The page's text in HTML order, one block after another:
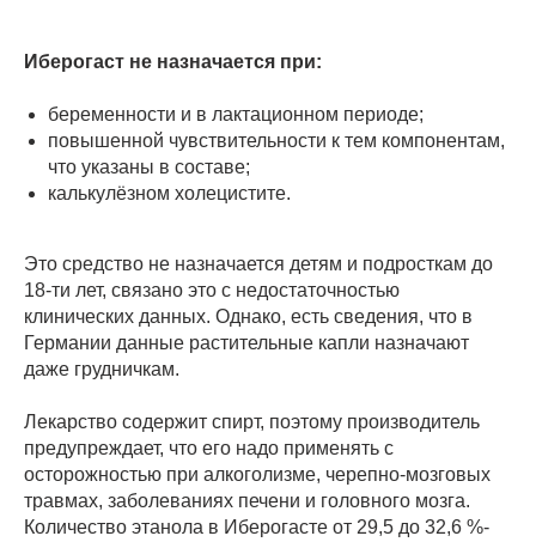
Иберогаст не назначается при:
беременности и в лактационном периоде;
повышенной чувствительности к тем компонентам,
что указаны в составе;
калькулёзном холецистите.
Это средство не назначается детям и подросткам до
18-ти лет, связано это с недостаточностью
клинических данных. Однако, есть сведения, что в
Германии данные растительные капли назначают
даже грудничкам.
Лекарство содержит спирт, поэтому производитель
предупреждает, что его надо применять с
осторожностью при алкоголизме, черепно-мозговых
травмах, заболеваниях печени и головного мозга.
Количество этанола в Иберогасте от 29,5 до 32,6 %-